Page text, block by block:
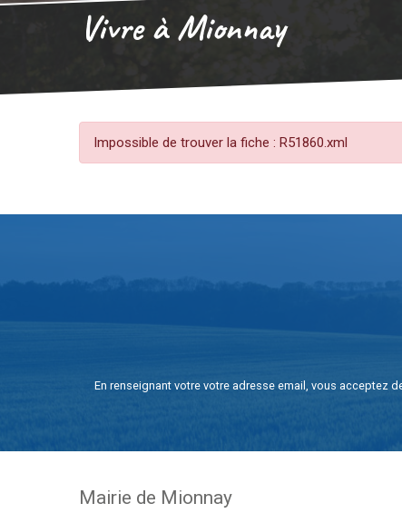
Vivre à Mionnay
Impossible de trouver la fiche : R51860.xml
En renseignant votre votre adresse email, vous acceptez
Mairie de Mionnay